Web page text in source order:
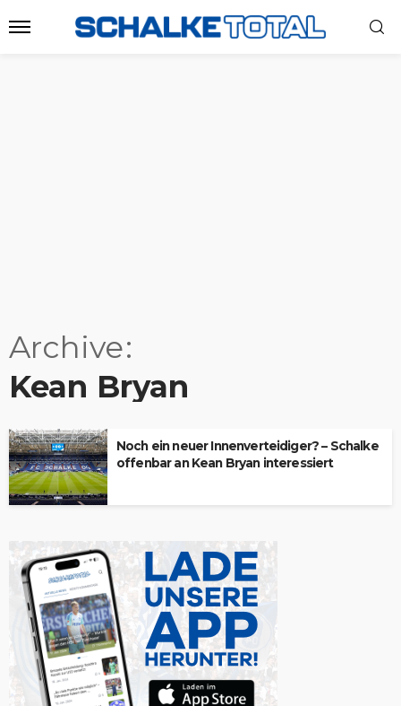
Archive
Kean Bryan
Noch ein neuer Innenverteidiger? – Schalke
offenbar an Kean Bryan interessiert